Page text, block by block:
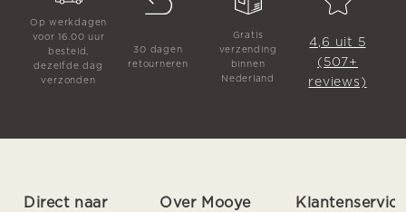
Op werkdagen
voor 16.00 uur
besteld,
dezelfde dag
verzonden
30 dagen
retourneren
Gratis
verzending
binnen
Nederland
4,6 uit 5
(507+
reviews)
Direct naar Over Mooye Klantenservice